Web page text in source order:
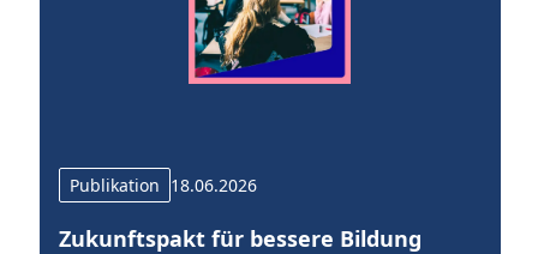
Publikation 18.06.2026
Zukunftspakt für bessere Bildung